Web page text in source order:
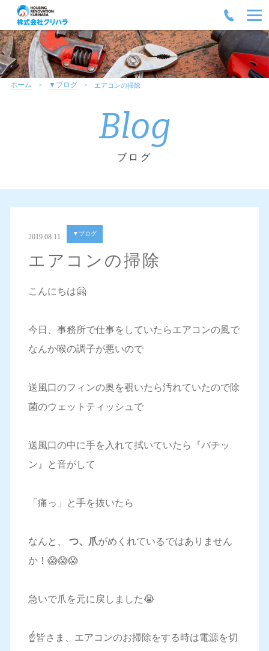
ホーム ▼ブログ エアコンの掃除
Blog
ブログ
2019.08.11 ▼ブログ
エアコンの掃除
こんにちは🤗
今日、事務所で仕事をしていたらエアコンの風で
なんか喉の調子が悪いので
送風口のフィンの奥を覗いたら汚れていたので除
菌のウェットティッシュで
送風口の中に手を入れて拭いていたら『バチッ
ン』と音がして
「痛っ」と手を抜いたら
なんと、 つ、爪がめくれているではありません
か！😱😱😱
急いで爪を元に戻しました😭
☝️皆さま、エアコンのお掃除をする時は電源を切